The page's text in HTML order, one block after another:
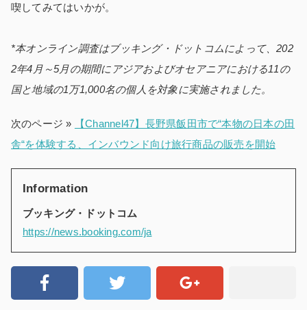
喫してみてはいかが。
*本オンライン調査はブッキング・ドットコムによって、202
2年4月～5月の期間にアジアおよびオセアニアにおける11の
国と地域の1万1,000名の個人を対象に実施されました。
次のページ »
【Channel47】長野県飯田市で“本物の日本の田
舎“を体験する、インバウンド向け旅行商品の販売を開始
Information
ブッキング・ドットコム
https://news.booking.com/ja